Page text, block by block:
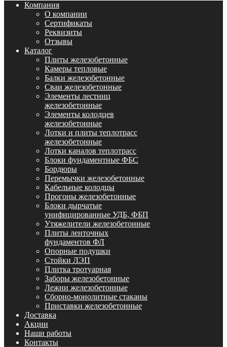
Компания
О компании
Сертификаты
Реквизиты
Отзывы
Каталог
Плиты железобетонные
Камеры тепловые
Балки железобетонные
Сваи железобетонные
Элементы лестниц
железобетонные
Элементы колодцев
железобетонные
Лотки и плиты теплотрасс
железобетонные
Лотки каналов теплотрасс
Блоки фундаментные ФБС
Бордюры
Перемычки железобетонные
Кабельные колодцы
Прогоны железобетонные
Блоки дырчатые
унифицированные УДБ, ФБП
Утяжелители железобетонные
Плиты ленточных
фундаментов ФЛ
Опорные подушки
Стойки ЛЭП
Плитка тротуарная
Заборы железобетонные
Лежни железобетонные
Сборно-монолитные стаканы
Приставки железобетонные
Доставка
Акции
Наши работы
Контакты